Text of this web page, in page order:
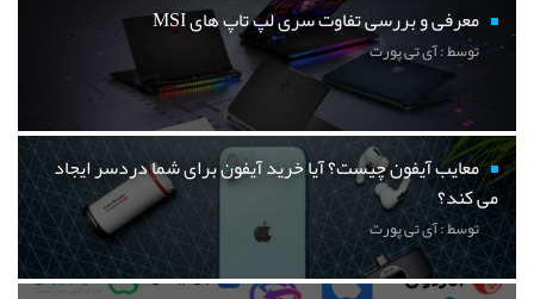
معرفی و بررسی تفاوت سری لپ تاپ های MSI
توسط : آی تی پورت
معایب آیفون چیست؟ آیا خرید آیفون برای شما دردسر ایجاد
می کند؟
توسط : آی تی پورت